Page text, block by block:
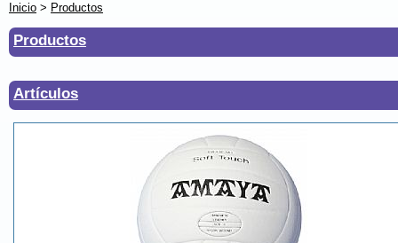
Inicio > Productos
Productos
Artículos